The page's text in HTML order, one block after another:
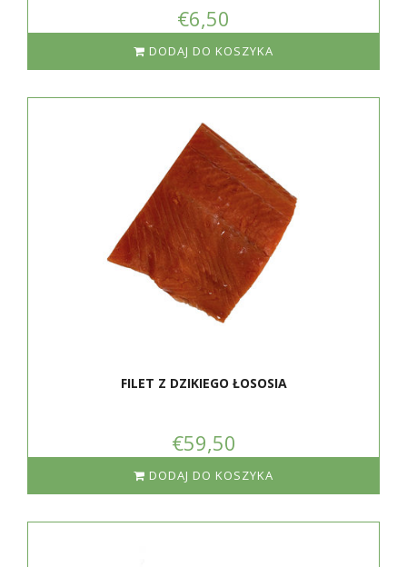
€6,50
DODAJ DO KOSZYKA
FILET Z DZIKIEGO ŁOSOSIA
€59,50
DODAJ DO KOSZYKA